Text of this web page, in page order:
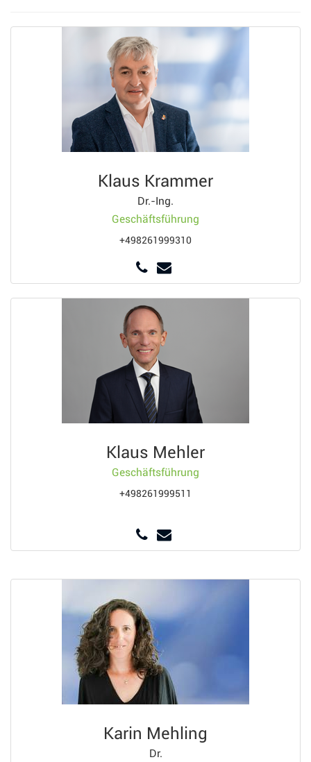
Klaus Krammer
Dr.-Ing.
Geschäftsführung
+498261999310
Klaus Mehler
Geschäftsführung
+498261999511
Karin Mehling
Dr.